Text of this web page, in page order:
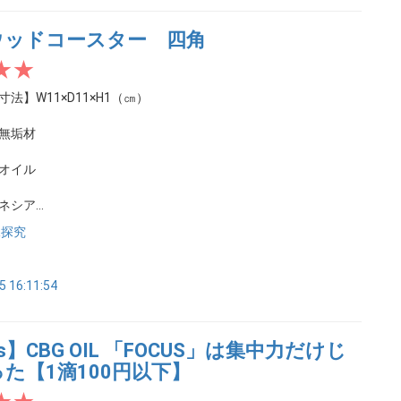
ッドコースター 四角
法】W11×D11×H1（㎝）
垢材
イル
シア...
究
16:11:54
CBG OIL 「FOCUS」は集中力だけじ
【1滴100円以下】